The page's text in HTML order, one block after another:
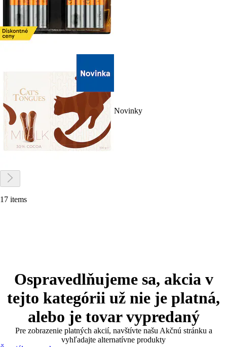
Novinky
17 items
Ospravedlňujeme sa, akcia v
tejto kategórii už nie je platná,
alebo je tovar vypredaný
Pre zobrazenie platných akcií, navštívte našu Akčnú stránku a
vyhľadajte alternatívne produkty